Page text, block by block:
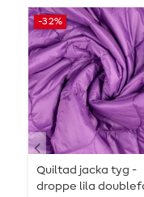
-32%
Quiltad jacka tyg -
droppe lila